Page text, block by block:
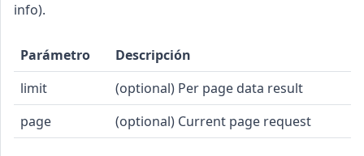
info).
Parámetro
Descripción
limit
(optional) Per page data result
page
(optional) Current page request